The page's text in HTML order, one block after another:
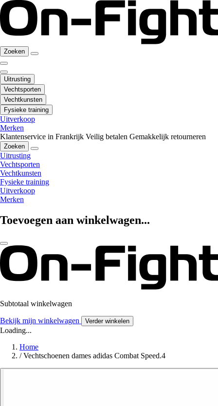
Zoeken
Uitrusting
Vechtsporten
Vechtkunsten
Fysieke training
Uitverkoop
Merken
Klantenservice in Frankrijk Veilig betalen Gemakkelijk retourneren
Zoeken
Uitrusting
Vechtsporten
Vechtkunsten
Fysieke training
Uitverkoop
Merken
Toevoegen aan winkelwagen...
Subtotaal winkelwagen
Bekijk mijn winkelwagen Verder winkelen
Loading...
Home
/ Vechtschoenen dames adidas Combat Speed.4